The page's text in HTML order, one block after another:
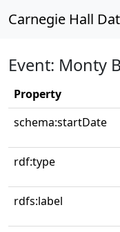
Carnegie Hall
Event: Monty
Property
schema:startDate
rdf:type
rdfs:label